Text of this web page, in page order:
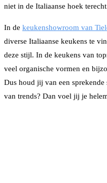
niet in de Italiaanse hoek
In de keukenshowroom van
diverse Italiaanse keukens te
deze stijl. In de keukens van
veel organische vormen en
Dus houd jij van een
van trends? Dan voel jij je